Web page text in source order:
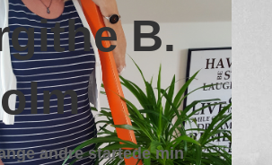
B.
andre startede min